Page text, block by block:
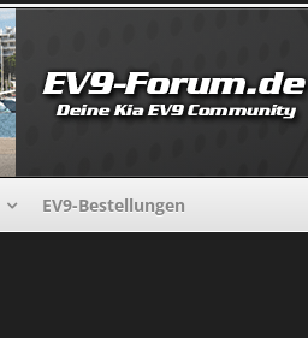
EV9-Bestellungen